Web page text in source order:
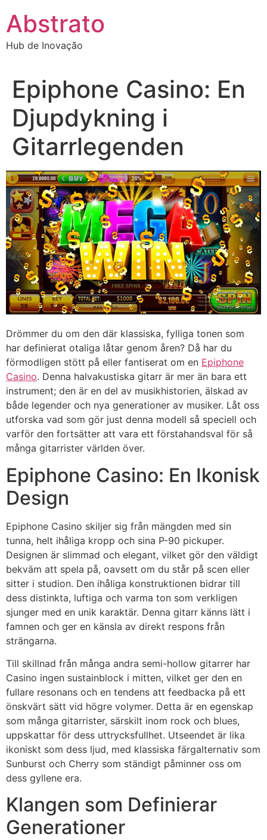
para
conteúdo
Abstrato
Hub de Inovação
Epiphone Casino: En
Djupdykning i
Gitarrlegenden
Drömmer du om den där klassiska, fylliga tonen som
har definierat otaliga låtar genom åren? Då har du
förmodligen stött på eller fantiserat om en Epiphone
Casino. Denna halvakustiska gitarr är mer än bara ett
instrument; den är en del av musikhistorien, älskad av
både legender och nya generationer av musiker. Låt oss
utforska vad som gör just denna modell så speciell och
varför den fortsätter att vara ett förstahandsval för så
många gitarrister världen över.
Epiphone Casino: En Ikonisk
Design
Epiphone Casino skiljer sig från mängden med sin
tunna, helt ihåliga kropp och sina P-90 pickuper.
Designen är slimmad och elegant, vilket gör den väldigt
bekväm att spela på, oavsett om du står på scen eller
sitter i studion. Den ihåliga konstruktionen bidrar till
dess distinkta, luftiga och varma ton som verkligen
sjunger med en unik karaktär. Denna gitarr känns lätt i
famnen och ger en känsla av direkt respons från
strängarna.
Till skillnad från många andra semi-hollow gitarrer har
Casino ingen sustainblock i mitten, vilket ger den en
fullare resonans och en tendens att feedbacka på ett
önskvärt sätt vid högre volymer. Detta är en egenskap
som många gitarrister, särskilt inom rock och blues,
uppskattar för dess uttrycksfullhet. Utseendet är lika
ikoniskt som dess ljud, med klassiska färgalternativ som
Sunburst och Cherry som ständigt påminner oss om
dess gyllene era.
Klangen som Definierar
Generationer